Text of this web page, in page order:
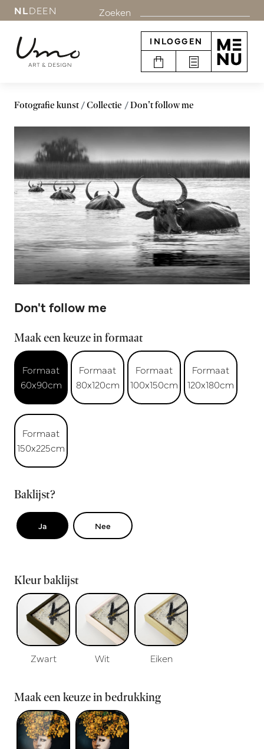
NLDEEN Zoeken
INLOGGEN
Fotografie kunst Collectie Don't follow me
Don't follow me
Maak een keuze in formaat
Formaat
60x90cm
Formaat
80x120cm
Formaat
100x150cm
Formaat
120x180cm
Formaat
150x225cm
Baklijst?
Ja Nee
Kleur baklijst
Zwart Wit Eiken
Maak een keuze in bedrukking